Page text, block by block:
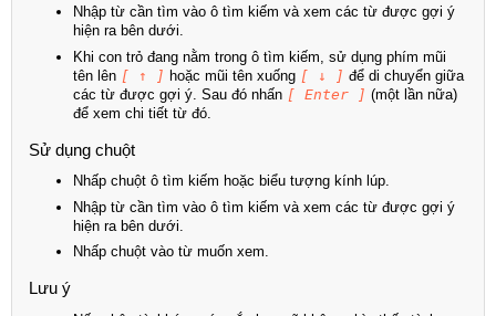
Nhập từ cần tìm vào ô tìm kiếm và xem các từ được gợi ý
hiện ra bên dưới.
Khi con trỏ đang nằm trong ô tìm kiếm, sử dụng phím mũi
tên lên [ ↑ ] hoặc mũi tên xuống [ ↓ ] để di chuyển giữa
các từ được gợi ý. Sau đó nhấn [ Enter ] (một lần nữa)
để xem chi tiết từ đó.
Sử dụng chuột
Nhấp chuột ô tìm kiếm hoặc biểu tượng kính lúp.
Nhập từ cần tìm vào ô tìm kiếm và xem các từ được gợi ý
hiện ra bên dưới.
Nhấp chuột vào từ muốn xem.
Lưu ý